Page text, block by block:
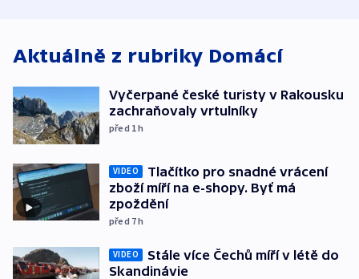
Aktuálně z rubriky Domácí
Vyčerpané české turisty v Rakousku
zachraňovaly vrtulníky
před 1h
VIDEO
Tlačítko pro snadné vrácení
zboží míří na e-shopy. Byť má
zpoždění
před 7h
VIDEO
Stále více Čechů míří v létě do
Skandinávie